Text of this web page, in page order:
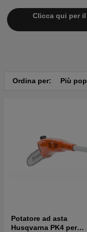
Clicca qui per
Ordina per: Più
Potatore ad asta
Husqvarna PK4 per